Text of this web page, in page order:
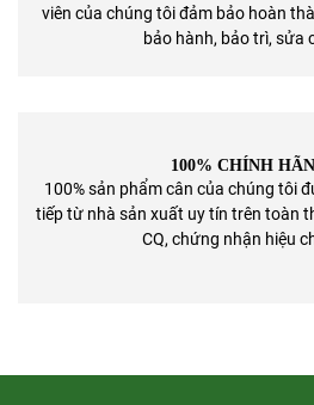
viên của chúng tôi đảm bảo hoàn
bảo hành, bảo trì, sửa
100% CHÍNH
100% sản phẩm cân của chúng tôi
tiếp từ nhà sản xuất uy tín trên toàn
CQ, chứng nhận hiệu